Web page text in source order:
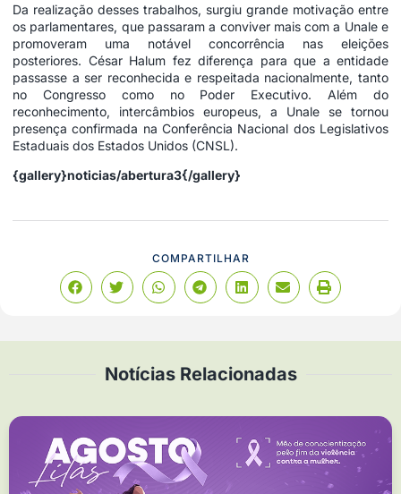
Da realização desses trabalhos, surgiu grande motivação entre
os parlamentares, que passaram a conviver mais com a Unale e
promoveram uma notável concorrência nas eleições
posteriores. César Halum fez diferença para que a entidade
passasse a ser reconhecida e respeitada nacionalmente, tanto
no Congresso como no Poder Executivo. Além do
reconhecimento, intercâmbios europeus, a Unale se tornou
presença confirmada na Conferência Nacional dos Legislativos
Estaduais dos Estados Unidos (CNSL).
{gallery}noticias/abertura3{/gallery}
COMPARTILHAR
Notícias Relacionadas